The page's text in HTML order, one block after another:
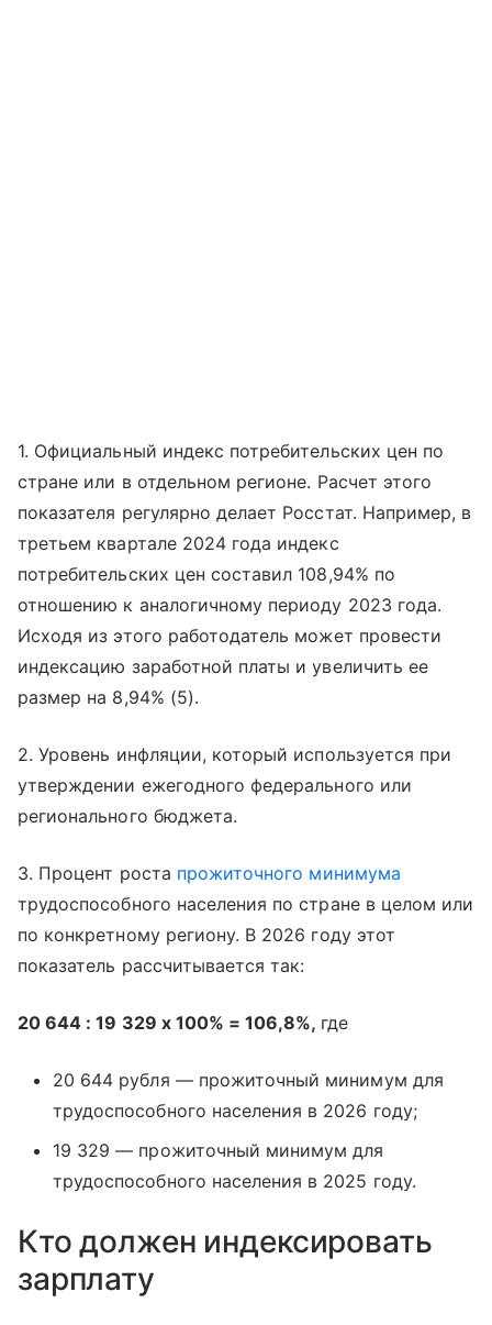
1. Официальный индекс потребительских цен по
стране или в отдельном регионе. Расчет этого
показателя регулярно делает Росстат. Например, в
третьем квартале 2024 года индекс
потребительских цен составил 108,94% по
отношению к аналогичному периоду 2023 года.
Исходя из этого работодатель может провести
индексацию заработной платы и увеличить ее
размер на 8,94% (5).
2. Уровень инфляции, который используется при
утверждении ежегодного федерального или
регионального бюджета.
3. Процент роста прожиточного минимума
трудоспособного населения по стране в целом или
по конкретному региону. В 2026 году этот
показатель рассчитывается так:
20 644 : 19 329 х 100% = 106,8%, где
20 644 рубля — прожиточный минимум для
трудоспособного населения в 2026 году;
19 329 — прожиточный минимум для
трудоспособного населения в 2025 году.
Кто должен индексировать
зарплату